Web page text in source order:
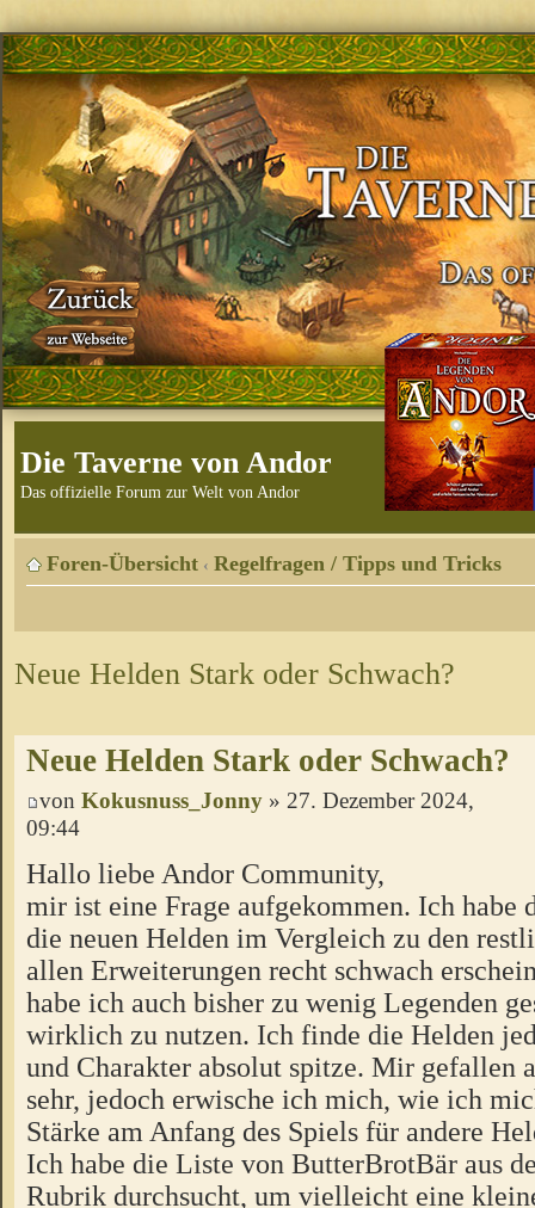
Die Taverne von Andor
Das offizielle Forum zur Welt von Andor
Foren-Übersicht ‹ Regelfragen / Tipps und Tricks
Neue Helden Stark oder Schwach?
Neue Helden Stark oder Schwach?
von Kokusnuss_Jonny » 27. Dezember 2024,
09:44
Hallo liebe Andor Community,
mir ist eine Frage aufgekommen. Ich habe
die neuen Helden im Vergleich zu den
allen Erweiterungen recht schwach
habe ich auch bisher zu wenig Legenden
wirklich zu nutzen. Ich finde die Helden
und Charakter absolut spitze. Mir gefallen
sehr, jedoch erwische ich mich, wie ich
Stärke am Anfang des Spiels für andere
Ich habe die Liste von ButterBrotBär aus
Rubrik durchsucht, um vielleicht eine